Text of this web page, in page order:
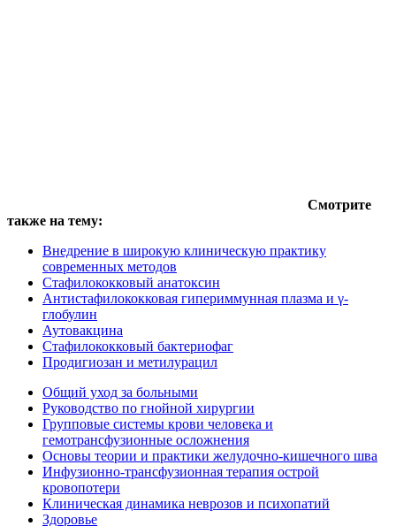
Смотрите
также на тему:
Внедрение в широкую клиническую практику
современных методов
Стафилококковый анатоксин
Антистафилококковая гипериммунная плазма и γ-
глобулин
Аутовакцина
Стафилококковый бактериофаг
Продигиозан и метилурацил
Общий уход за больными
Руководство по гнойной хирургии
Групповые системы крови человека и
гемотрансфузионные осложнения
Основы теории и практики желудочно-кишечного шва
Инфузионно-трансфузионная терапия острой
кровопотери
Клиническая динамика неврозов и психопатий
Здоровье